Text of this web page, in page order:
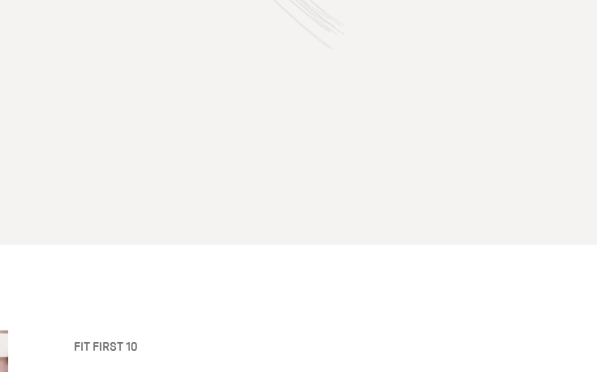
FIT FIRST 10